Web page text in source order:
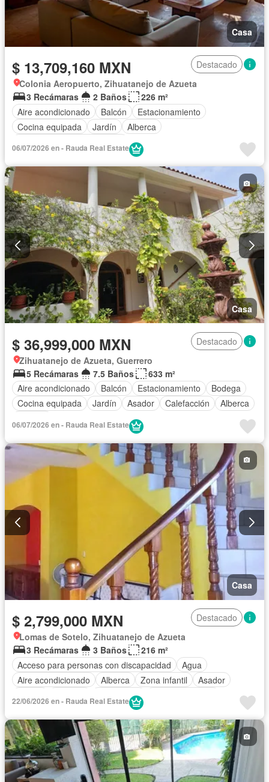
Casa
$ 13,709,160 MXN
Destacado
Colonia Aeropuerto, Zihuatanejo de Azueta
3 Recámaras
2 Baños
226 m²
Aire acondicionado
Balcón
Estacionamiento
Cocina equipada
Jardín
Alberca
06/07/2026 en - Rauda Real Estate
Casa
$ 36,999,000 MXN
Destacado
Zihuatanejo de Azueta, Guerrero
5 Recámaras
7.5 Baños
633 m²
Aire acondicionado
Balcón Estacionamiento
Bodega
Cocina equipada
Jardín Asador Calefacción
Alberca
06/07/2026 en - Rauda Real Estate
Casa
$ 2,799,000 MXN
Destacado
Lomas de Sotelo, Zihuatanejo de Azueta
3 Recámaras
3 Baños
216 m²
Acceso para personas con discapacidad
Agua
Aire acondicionado
Alberca Zona infantil
Asador
Electricidad
Recámara con closet
22/06/2026 en - Rauda Real Estate